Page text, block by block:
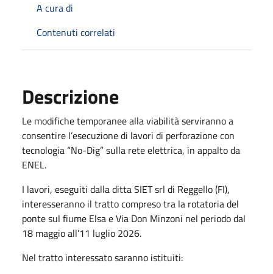
A cura di
Contenuti correlati
Descrizione
Le modifiche temporanee alla viabilità serviranno a
consentire l’esecuzione di lavori di perforazione con
tecnologia “No-Dig” sulla rete elettrica, in appalto da
ENEL.
I lavori, eseguiti dalla ditta SIET srl di Reggello (FI),
interesseranno il tratto compreso tra la rotatoria del
ponte sul fiume Elsa e Via Don Minzoni nel periodo dal
18 maggio all’11 luglio 2026.
Nel tratto interessato saranno istituiti: